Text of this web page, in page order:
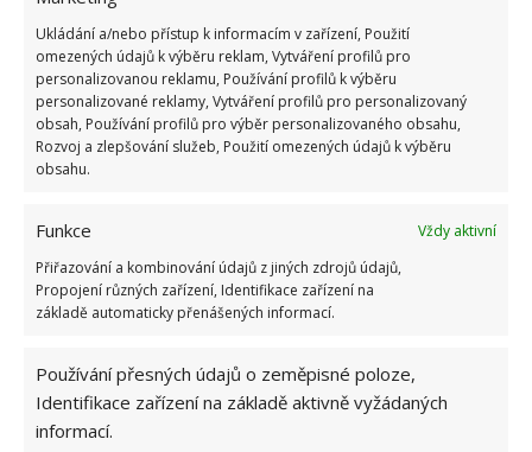
Ukládání a/nebo přístup k informacím v zařízení, Použití
omezených údajů k výběru reklam, Vytváření profilů pro
personalizovanou reklamu, Používání profilů k výběru
personalizované reklamy, Vytváření profilů pro personalizovaný
obsah, Používání profilů pro výběr personalizovaného obsahu,
Rozvoj a zlepšování služeb, Použití omezených údajů k výběru
obsahu.
Funkce
Vždy aktivní
Přiřazování a kombinování údajů z jiných zdrojů údajů,
Propojení různých zařízení, Identifikace zařízení na
základě automaticky přenášených informací.
Používání přesných údajů o zeměpisné poloze,
Identifikace zařízení na základě aktivně vyžádaných
informací.
OKNO